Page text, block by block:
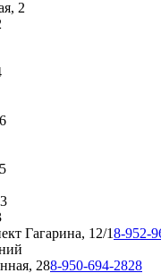
2
Гагарина, 12/18-952-
288-950-694-2828